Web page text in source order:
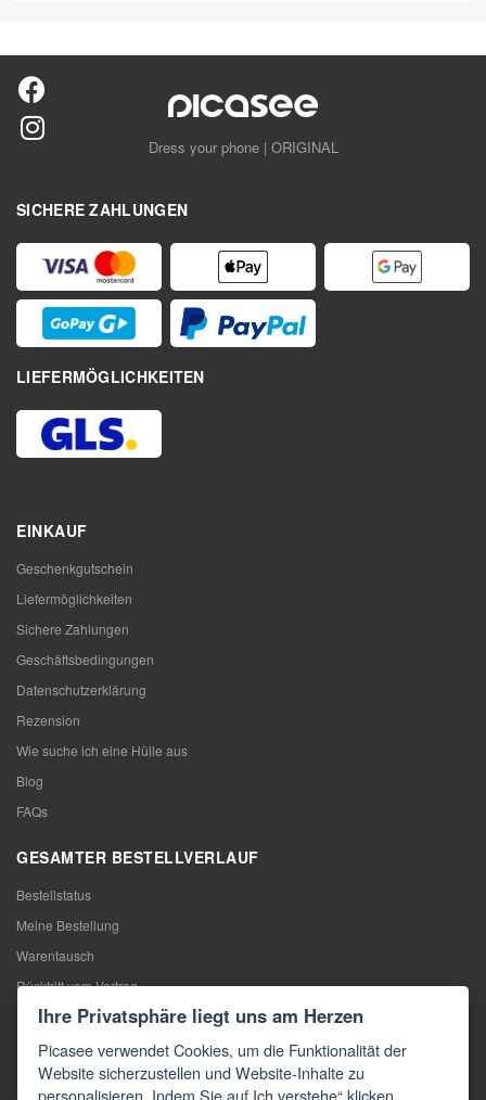
Dress your phone | ORIGINAL
SICHERE ZAHLUNGEN
LIEFERMÖGLICHKEITEN
EINKAUF
Geschenkgutschein
Liefermöglichkeiten
Sichere Zahlungen
Geschäftsbedingungen
Datenschutzerklärung
Rezension
Wie suche ich eine Hülle aus
Blog
FAQs
GESAMTER BESTELLVERLAUF
Bestellstatus
Meine Bestellung
Warentausch
Rücktritt vom Vertrag
Reklamation
KONTAKTE
Ihre Privatsphäre liegt uns am Herzen
Picasee verwendet Cookies, um die Funktionalität der
Website sicherzustellen und Website-Inhalte zu